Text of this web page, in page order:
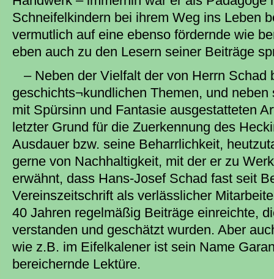
Schneifelkindern bei ihrem Weg ins Leben
vermutlich auf eine ebenso fördernde wie
eben auch zu den Lesern seiner Beiträge
– Neben der Vielfalt der von Herrn Schad
geschichts¬kundlichen Themen, und
mit Spürsinn und Fantasie ausgestatteten
letzter Grund für die Zuerkennung des
Ausdauer bzw. seine Beharrlichkeit,
gerne von Nachhaltigkeit, mit der er zu
erwähnt, dass Hans-Josef Schad fast seit
Vereinszeitschrift als verlässlicher
40 Jahren regelmäßig Beiträge einreichte,
verstanden und geschätzt wurden. Aber
wie z.B. im Eifelkalener ist sein Name
bereichernde Lektüre.